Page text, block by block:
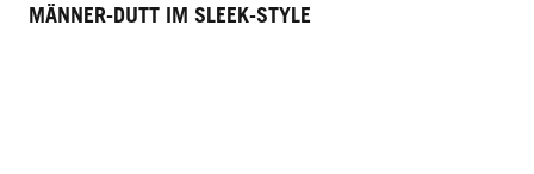
MÄNNER-DUTT IM SLEEK-STYLE